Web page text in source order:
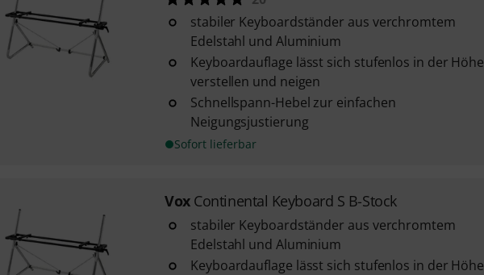
stabiler Keyboardständer aus verchromtem
Edelstahl und Aluminium
Keyboardauflage lässt sich stufenlos in der Höhe
verstellen und neigen
Schnellspann-Hebel zur einfachen
Neigungsjustierung
Sofort lieferbar
Vox Continental Keyboard S B-Stock
stabiler Keyboardständer aus verchromtem
Edelstahl und Aluminium
Keyboardauflage lässt sich stufenlos in der Höhe